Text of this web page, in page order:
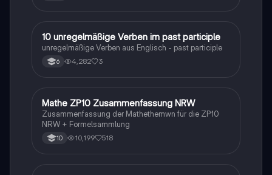
1 Englisch
10 unregelmäßige Verben im past participle
unregelmäßige Verben aus Englisch - past participle
6 4,282 3
Mathe
Mathe ZP10 Zusammenfassung NRW
Zusammenfassung der Mathethemwn für die ZP10
NRW + Formelsammlung
10 10,199 518